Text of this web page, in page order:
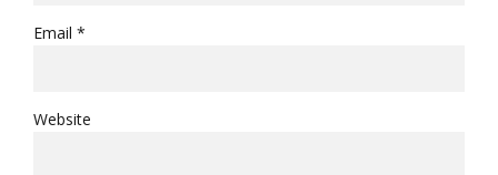
Email *
Website